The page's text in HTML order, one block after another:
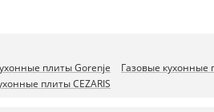
плиты Gorenje Газовые кухонные
плиты CEZARIS